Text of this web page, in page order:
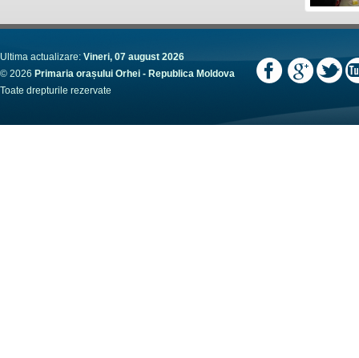
Ultima actualizare: Vineri, 07 august 2026
© 2026 Primaria orașului Orhei - Republica Moldova
Toate drepturile rezervate